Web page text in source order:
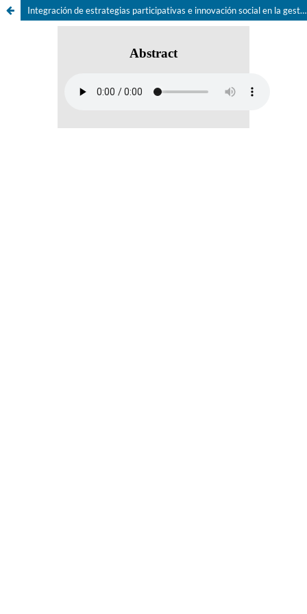
Integración de estrategias participativas e innovación social en la gestión y sostenibilidad de empresas turísticas: revisión sistemática